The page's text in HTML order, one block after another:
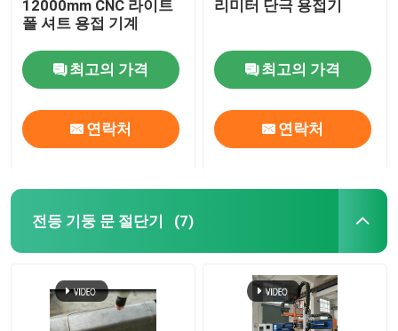
12000mm CNC 라이트
폴 셔트 용접 기계
최고의 가격
연락처
리미터 단극 용접기
최고의 가격
연락처
전등 기둥 문 절단기 (7)